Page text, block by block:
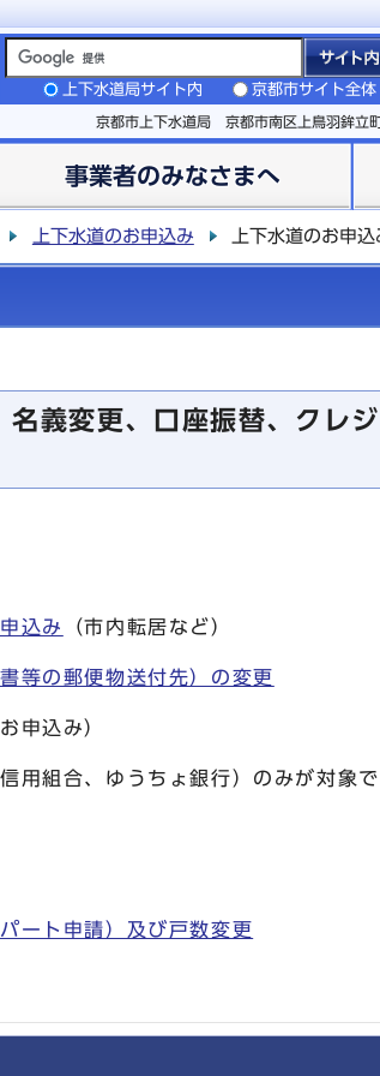
上下水道局サイト内 京都市サイト全体
京都市上下水道局 京都市南区上鳥羽鉾
事業者のみなさまへ
上下水道のお申込み 上下水道のお申込
義変更、口座振替、クレ
込み （市内転居など）
等の郵便物送付先）の変更
申込み）
組合、ゆうちょ銀行）のみが対象
ート申請）及び戸数変更